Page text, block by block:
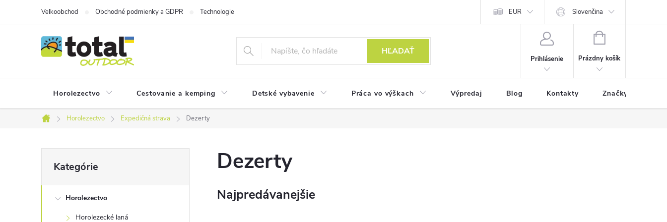
Velkoobchod Obchodné podmienky a GDPR Technologie EUR Slovenčina
HĽADAŤ
Prihlásenie
NÁKUPNÝ
Prázdny košík
Horolezectvo Cestovanie a kemping Detské vybavenie Práca vo výškach Výpredaj Blog Kontakty Značky
Domov
Horolezectvo Expedičná strava Dezerty
o
kategórie
Kategórie
Horolezectvo
Horolezecké laná
Dezerty
Najpredávanejšie